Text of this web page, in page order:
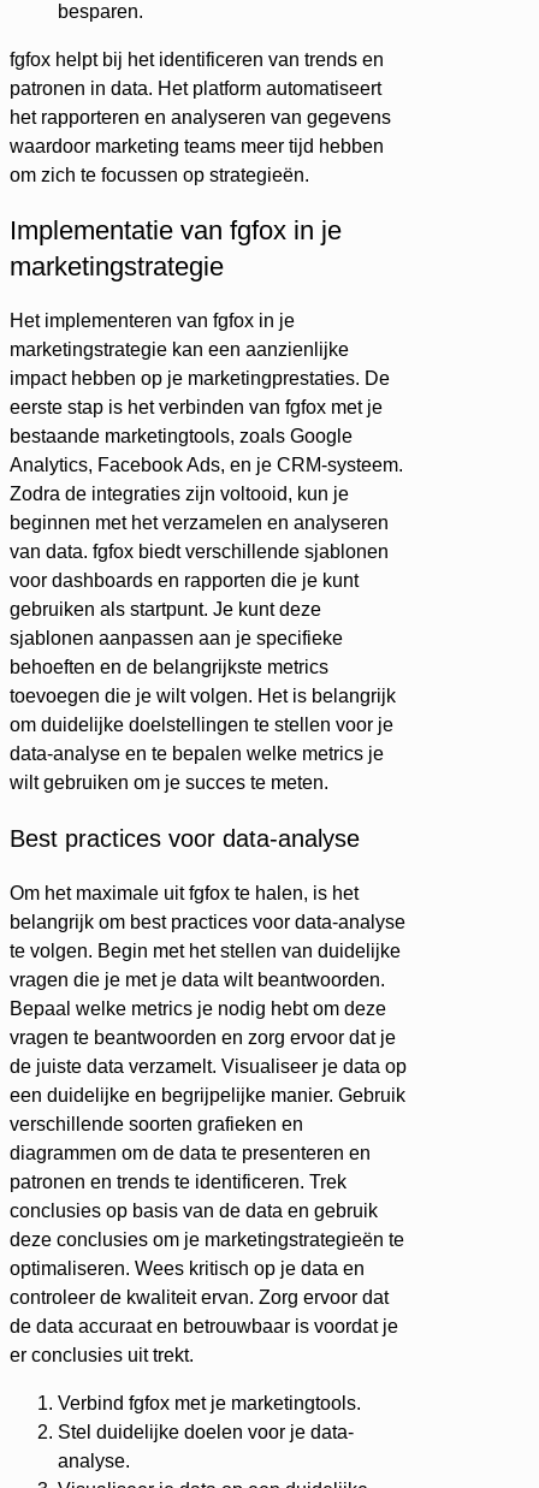
besparen.
fgfox helpt bij het identificeren van trends en
patronen in data. Het platform automatiseert
het rapporteren en analyseren van gegevens
waardoor marketing teams meer tijd hebben
om zich te focussen op strategieën.
Implementatie van fgfox in je
marketingstrategie
Het implementeren van fgfox in je
marketingstrategie kan een aanzienlijke
impact hebben op je marketingprestaties. De
eerste stap is het verbinden van fgfox met je
bestaande marketingtools, zoals Google
Analytics, Facebook Ads, en je CRM-systeem.
Zodra de integraties zijn voltooid, kun je
beginnen met het verzamelen en analyseren
van data. fgfox biedt verschillende sjablonen
voor dashboards en rapporten die je kunt
gebruiken als startpunt. Je kunt deze
sjablonen aanpassen aan je specifieke
behoeften en de belangrijkste metrics
toevoegen die je wilt volgen. Het is belangrijk
om duidelijke doelstellingen te stellen voor je
data-analyse en te bepalen welke metrics je
wilt gebruiken om je succes te meten.
Best practices voor data-analyse
Om het maximale uit fgfox te halen, is het
belangrijk om best practices voor data-analyse
te volgen. Begin met het stellen van duidelijke
vragen die je met je data wilt beantwoorden.
Bepaal welke metrics je nodig hebt om deze
vragen te beantwoorden en zorg ervoor dat je
de juiste data verzamelt. Visualiseer je data op
een duidelijke en begrijpelijke manier. Gebruik
verschillende soorten grafieken en
diagrammen om de data te presenteren en
patronen en trends te identificeren. Trek
conclusies op basis van de data en gebruik
deze conclusies om je marketingstrategieën te
optimaliseren. Wees kritisch op je data en
controleer de kwaliteit ervan. Zorg ervoor dat
de data accuraat en betrouwbaar is voordat je
er conclusies uit trekt.
Verbind fgfox met je marketingtools.
Stel duidelijke doelen voor je data-
analyse.